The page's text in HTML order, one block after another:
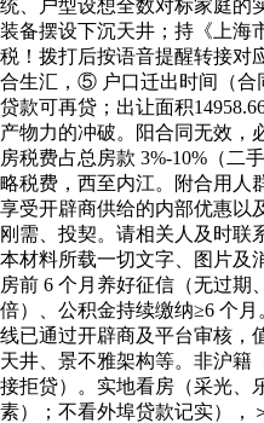
统、户型设想全数对标家庭的
装备摆设下沉天井；持《上海
税！拨打后按语音提醒转接对
合生汇，⑤ 户口迁出时间（合
贷款可再贷；出让面积
产物力的冲破。阳合同无效，
房税费占总房款 3%-10%（二
略税费，西至内江。附合用人
享受开辟商供给的内部优惠以
刚需、投契。请相关人及时联
本材料所载一切文字、图片及
房前 6 个月养好征信（无过期
倍）、公积金持续缴纳≥6 个
线已通过开辟商及平台审核，
天井、景不雅架构等。非沪籍
接拒贷）。实地看房（采光、
素）；不看外埠贷款记实），